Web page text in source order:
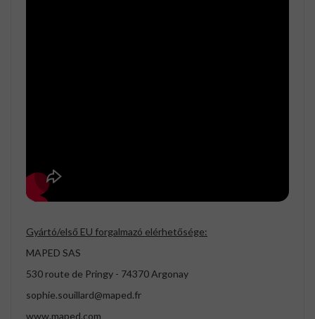
Gyártó/első EU forgalmazó elérhetősége:
MAPED SAS
530 route de Pringy - 74370 Argonay
sophie.souillard@maped.fr
www.maped.com